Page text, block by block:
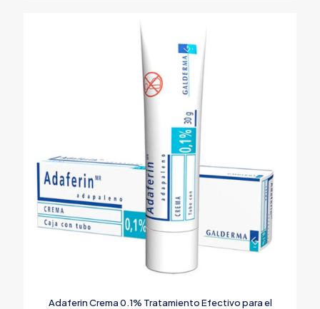
Adaferin Crema 0.1% Tratamiento Efectivo para el